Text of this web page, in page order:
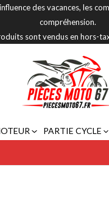
des vacances, les
compréhension.
sont vendus en hors-
PARTIE CYCLE